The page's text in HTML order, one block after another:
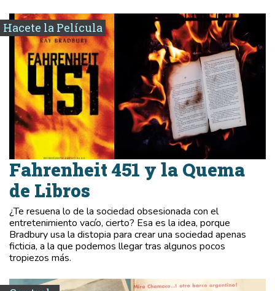
Hacete la Película
Fahrenheit 451 y la Quema
de Libros
¿Te resuena lo de la sociedad obsesionada con el
entretenimiento vacío, cierto? Esa es la idea, porque
Bradbury usa la distopia para crear una sociedad apenas
ficticia, a la que podemos llegar tras algunos pocos
tropiezos más.